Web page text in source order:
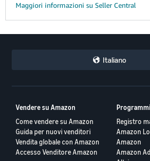
Maggiori informazioni su Seller Central
Italiano
Vendere su Amazon
Come vendere su Amazon
Guida per nuovi venditori
Vendita globale con Amazon
Accesso Venditore Amazon
Registro
Amazon
Amazon
Amazon